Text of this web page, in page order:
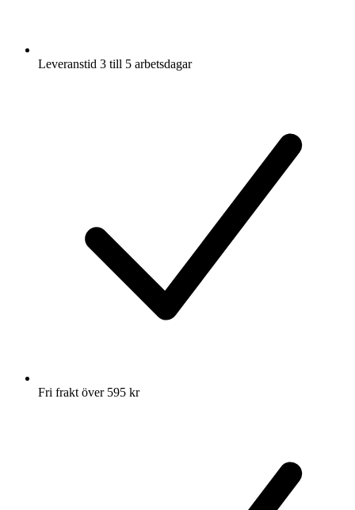
Leveranstid 3 till 5 arbetsdagar
Fri frakt över 595 kr